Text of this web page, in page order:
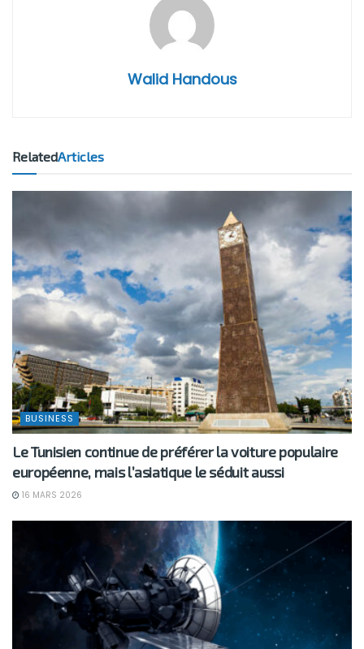
Walid Handous
RelatedArticles
BUSINESS
Le Tunisien continue de préférer la voiture populaire
européenne, mais l’asiatique le séduit aussi
16 MARS 2026